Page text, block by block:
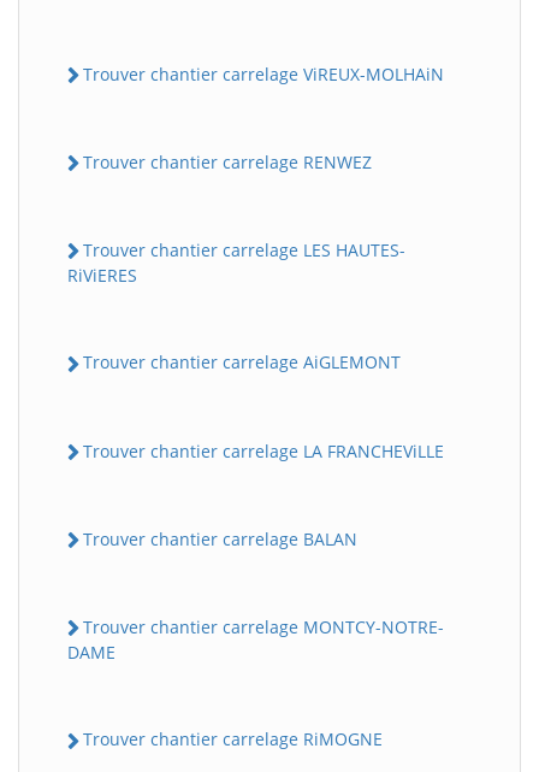
Trouver chantier carrelage ViREUX-MOLHAiN
Trouver chantier carrelage RENWEZ
Trouver chantier carrelage LES HAUTES-
RiViERES
Trouver chantier carrelage AiGLEMONT
Trouver chantier carrelage LA FRANCHEViLLE
Trouver chantier carrelage BALAN
Trouver chantier carrelage MONTCY-NOTRE-
DAME
Trouver chantier carrelage RiMOGNE